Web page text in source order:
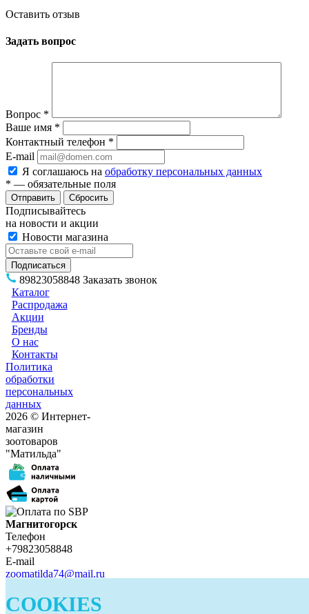
Оставить отзыв
Задать вопрос
Вопрос *
Ваше имя *
Контактный телефон *
E-mail
Я соглашаюсь на обработку персональных данных
* — обязательные поля
Сбросить
Подписывайтесь
на новости и акции
Новости магазина
89823058848 Заказать звонок
Каталог
Распродажа
Акции
Бренды
О нас
Контакты
Политика
обработки
персональных
данных
2026 © Интернет-
магазин
зоотоваров
"Матильда"
Магнитогорск
Телефон
+79823058848
E-mail
zoomatilda74@mail.ru
Телефон
+79823058848
COOKIES